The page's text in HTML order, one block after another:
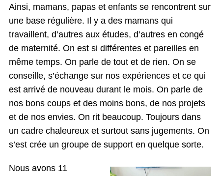
Ainsi, mamans, papas et enfants se rencontrent sur
une base régulière. Il y a des mamans qui
travaillent, d’autres aux études, d’autres en congé
de maternité. On est si différentes et pareilles en
même temps. On parle de tout et de rien. On se
conseille, s’échange sur nos expériences et ce qui
est arrivé de nouveau durant le mois. On parle de
nos bons coups et des moins bons, de nos projets
et de nos envies. On rit beaucoup. Toujours dans
un cadre chaleureux et surtout sans jugements. On
s’est crée un groupe de support en quelque sorte.
Nous avons 11